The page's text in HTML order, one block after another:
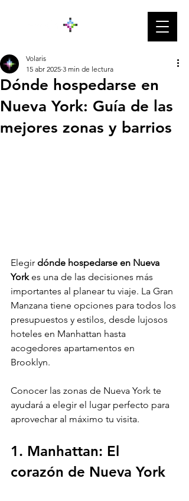
Dónde hospedarse en
Nueva York: Guía de las
mejores zonas y barrios
Volaris
15 abr 2025 3 min de lectura
Elegir dónde hospedarse en Nueva
York es una de las decisiones más
importantes al planear tu viaje. La Gran
Manzana tiene opciones para todos los
presupuestos y estilos, desde lujosos
hoteles en Manhattan hasta
acogedores apartamentos en
Brooklyn.
Conocer las zonas de Nueva York te
ayudará a elegir el lugar perfecto para
aprovechar al máximo tu visita.
1. Manhattan: El
corazón de Nueva York